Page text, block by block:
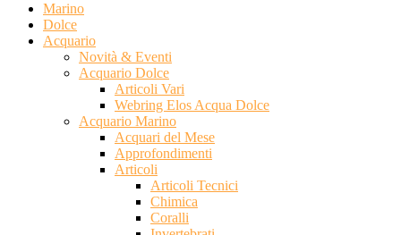
Marino
Dolce
Acquario
Novità & Eventi
Acquario Dolce
Articoli Vari
Webring Elos Acqua Dolce
Acquario Marino
Acquari del Mese
Approfondimenti
Articoli
Articoli Tecnici
Chimica
Coralli